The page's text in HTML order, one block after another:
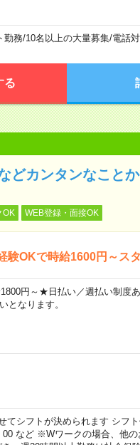
勤務/10名以上の大量募集/電話
る
どカンタンなこと
OK WEB登録・面接OK
OKで時給1600円～スタ
円～★日払い／週払い制度
となります。
シフトが決められます シフ
など ※Wワークの場合、他